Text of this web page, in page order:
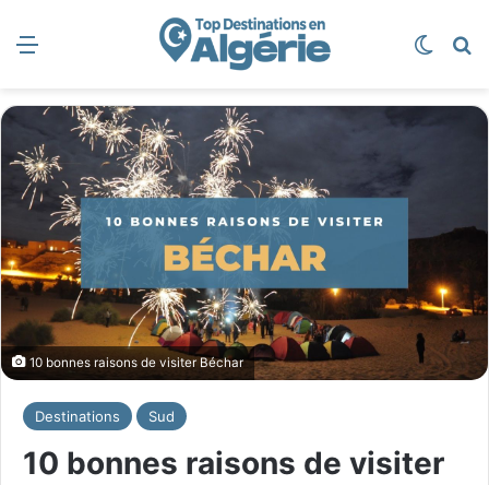
10 bonnes raisons de visiter Béchar
Destinations Sud
10 bonnes raisons de visiter